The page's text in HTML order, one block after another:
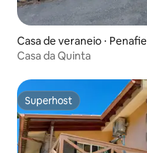
Casa de veraneio ⋅ Penafiel
Casa da Quinta
Superhost
Superhost